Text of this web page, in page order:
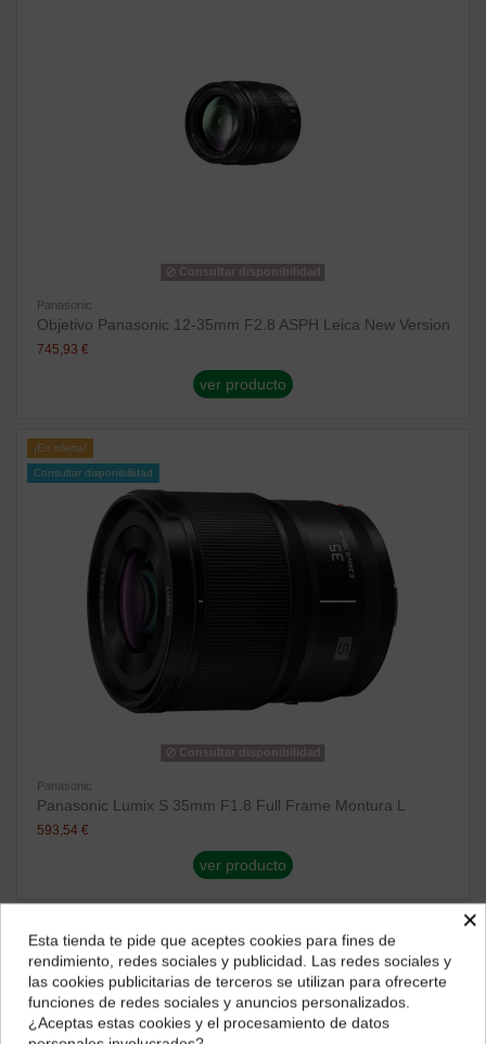
Consultar disponibilidad
Panasonic
Objetivo Panasonic 12-35mm F2.8 ASPH Leica New Version
745,93 €
ver producto
¡En oferta!
Consultar disponibilidad
Consultar disponibilidad
Panasonic
Panasonic Lumix S 35mm F1.8 Full Frame Montura L
593,54 €
ver producto
¿Dónde deseas recibir tu pedido?
Selecciona tu ubicación para mostrarte los precios e
impuestos correctos para tu región.
×
Esta tienda te pide que aceptes cookies para fines de
rendimiento, redes sociales y publicidad. Las redes sociales y
las cookies publicitarias de terceros se utilizan para ofrecerte
funciones de redes sociales y anuncios personalizados.
¿Aceptas estas cookies y el procesamiento de datos